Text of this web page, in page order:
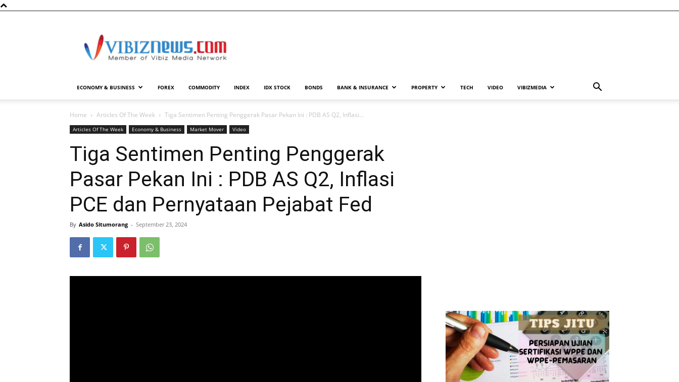
ECONOMY & BUSINESS FOREX COMMODITY INDEX IDX STOCK BONDS BANK & INSURANCE PROPERTY TECH VIDEO VIBIZMEDIA
Home Articles Of The Week Tiga Sentimen Penting Penggerak Pasar Pekan Ini : PDB AS Q2, Inflasi...
Articles Of The Week Economy & Business Market Mover Video
Tiga Sentimen Penting Penggerak
Pasar Pekan Ini : PDB AS Q2, Inflasi
PCE dan Pernyataan Pejabat Fed
By Asido Situmorang - September 23, 2024